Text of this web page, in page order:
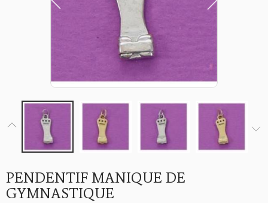
PENDENTIF MANIQUE DE
GYMNASTIQUE